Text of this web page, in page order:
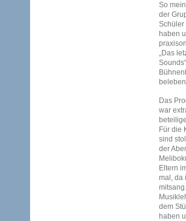
So
der
Schüler
haben
„Das
Das
war
Für die
sind
der
Eltern
mal, da
dem
haben